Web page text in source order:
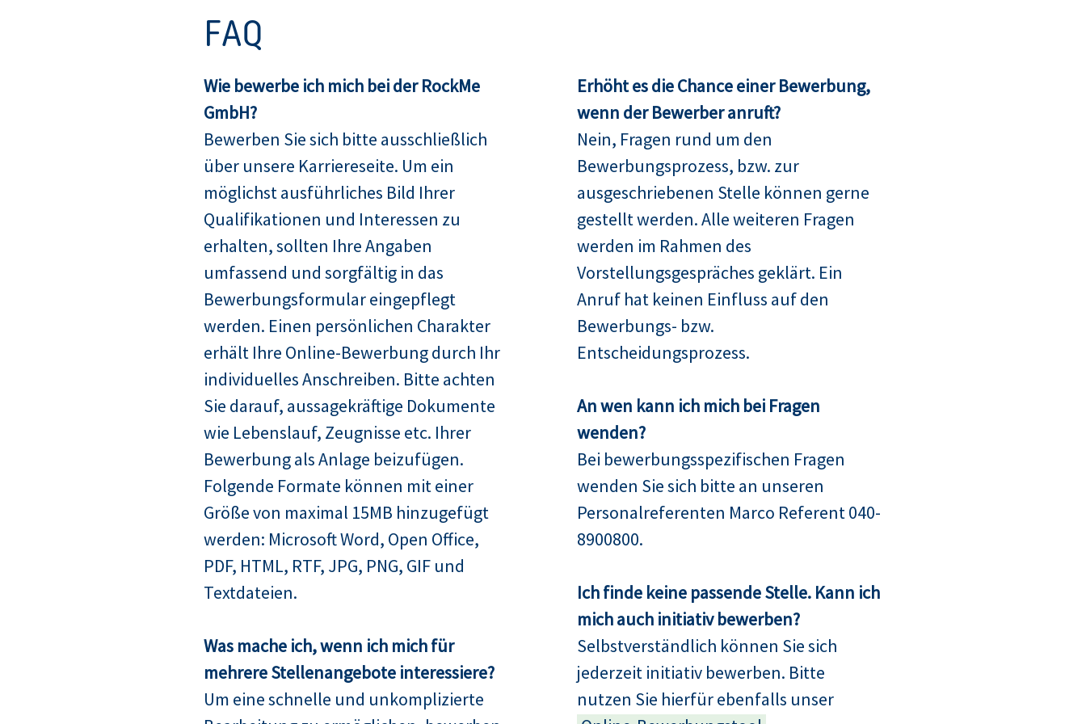
FAQ
Wie bewerbe ich mich bei der RockMe
GmbH?
Bewerben Sie sich bitte ausschließlich
über unsere Karriereseite. Um ein
möglichst ausführliches Bild Ihrer
Qualifikationen und Interessen zu
erhalten, sollten Ihre Angaben
umfassend und sorgfältig in das
Bewerbungsformular eingepflegt
werden. Einen persönlichen Charakter
erhält Ihre Online-Bewerbung durch Ihr
individuelles Anschreiben. Bitte achten
Sie darauf, aussagekräftige Dokumente
wie Lebenslauf, Zeugnisse etc. Ihrer
Bewerbung als Anlage beizufügen.
Folgende Formate können mit einer
Größe von maximal 15MB hinzugefügt
werden: Microsoft Word, Open Office,
PDF, HTML, RTF, JPG, PNG, GIF und
Textdateien.
Was mache ich, wenn ich mich für
mehrere Stellenangebote interessiere?
Um eine schnelle und unkomplizierte
Erhöht es die Chance einer Bewerbung,
wenn der Bewerber anruft?
Nein, Fragen rund um den
Bewerbungsprozess, bzw. zur
ausgeschriebenen Stelle können gerne
gestellt werden. Alle weiteren Fragen
werden im Rahmen des
Vorstellungsgespräches geklärt. Ein
Anruf hat keinen Einfluss auf den
Bewerbungs- bzw.
Entscheidungsprozess.
An wen kann ich mich bei Fragen
wenden?
Bei bewerbungsspezifischen Fragen
wenden Sie sich bitte an unseren
Personalreferenten Marco Referent 040-
8900800.
Ich finde keine passende Stelle. Kann ich
mich auch initiativ bewerben?
Selbstverständlich können Sie sich
jederzeit initiativ bewerben. Bitte
nutzen Sie hierfür ebenfalls unser